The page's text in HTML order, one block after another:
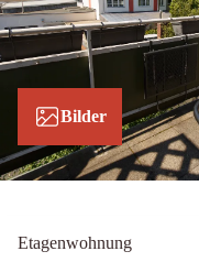
Bilder
Etagenwohnung